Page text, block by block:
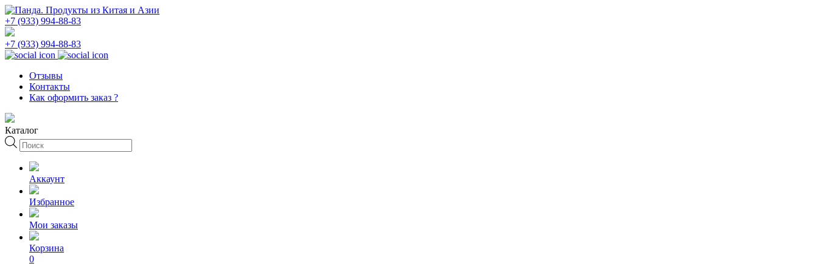
+7 (933) 994-88-83
+7 (933) 994-88-83
Отзывы
Контакты
Как оформить заказ ?
Каталог
Поиск
товаров
Аккаунт
Избранное
Мои заказы
Корзина
0